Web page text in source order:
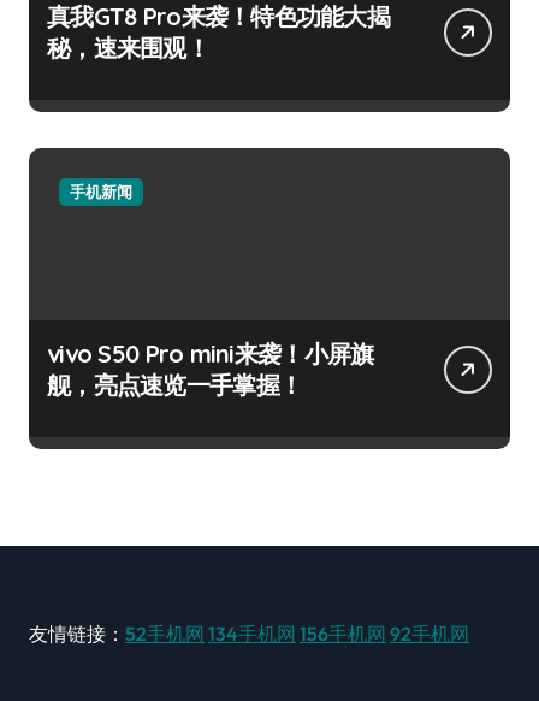
真我GT8 Pro来袭！特色功能大揭
秘，速来围观！
手机新闻
vivo S50 Pro mini来袭！小屏旗
舰，亮点速览一手掌握！
友情链接： 52手机网 134手机网 156手机网 92手机网